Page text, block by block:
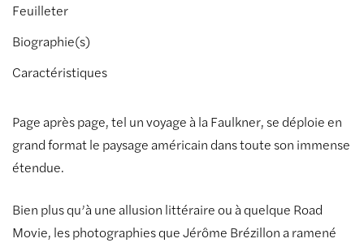
Feuilleter
Biographie(s)
Caractéristiques
Page après page, tel un voyage à la Faulkner, se déploie en
grand format le paysage américain dans toute son immense
étendue.
Bien plus qu’à une allusion littéraire ou à quelque Road
Movie, les photographies que Jérôme Brézillon a ramené